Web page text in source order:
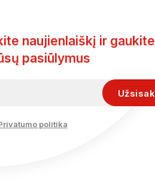
naujienlaiškį ir gaukite
pasiūlymus
politika